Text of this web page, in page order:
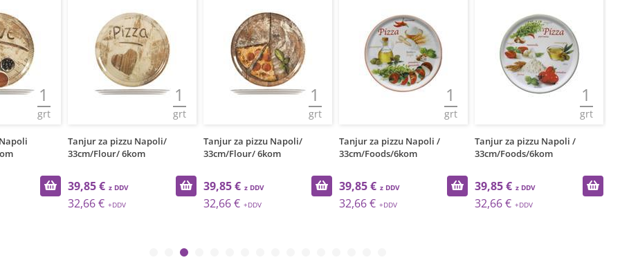
1
grt
1
grt
Tanjur za pizzu Napoli/
33cm/Flour/ 6kom
39,85 €
32,66 €
1
grt
Tanjur za pizzu Napoli/
33cm/Flour/ 6kom
39,85 €
32,66 €
1
grt
Tanjur za pizzu Napoli /
33cm/Foods/6kom
39,85 €
32,66 €
1
grt
Tanjur za pizzu Napoli /
33cm/Foods/6kom
39,85 €
32,66 €